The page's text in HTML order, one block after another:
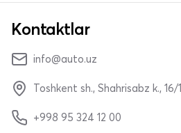
Kontaktlar
info@auto.uz
Toshkent sh., Shahrisabz k., 16/1
+998 95 324 12 00